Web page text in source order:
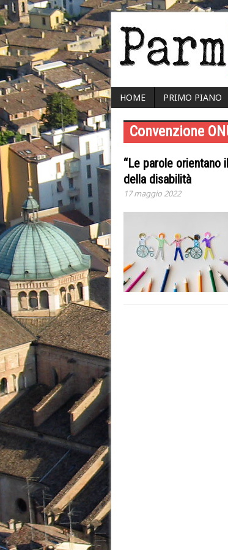
HOME PRIMO PIANO
Convenzione
“Le parole orientano
della disabilità
17 maggio 2022